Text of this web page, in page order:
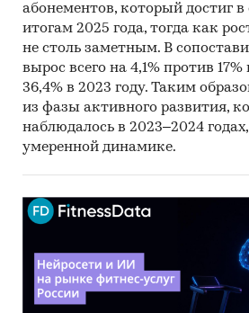
эстетике тела.
сегментов является запрос
эстетичные и
работы с телом, что
основу спроса именно на
ориентированные
5. С учётом структуры рынка,
фитнес-отрасли и
аудитории проект обладает
рыночной перспективностью.
зону пересечения трёх
рост студийного сегмента,
фитнес-услуг и смещение
восстановительных
абонементов, который достиг в
итогам 2025 года, тогда как
не столь заметным. В
вырос всего на 4,1% против 17%
36,4% в 2023 году. Таким
из фазы активного развития,
наблюдалось в 2023–2024
умеренной динамике.